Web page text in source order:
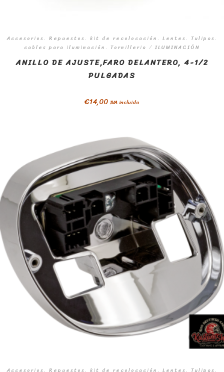
Accesorios. Repuestos. kit de recolocación. Lentes. Tulipas.
cables para iluminación. Tornilleria / ILUMINACIÓN
ANILLO DE AJUSTE,FARO DELANTERO, 4-1/2
PULGADAS
€14,00 IVA incluido